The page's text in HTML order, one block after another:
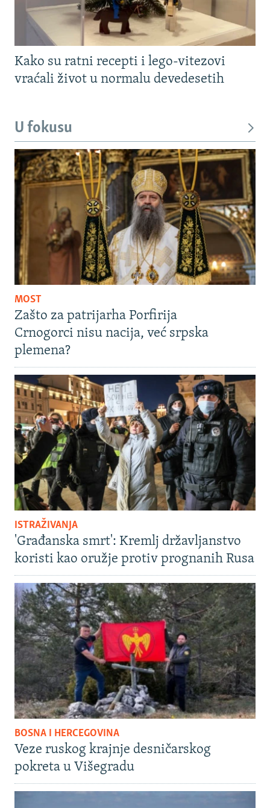
Kako su ratni recepti i lego-vitezovi
vraćali život u normalu devedesetih
U fokusu
MOST
Zašto za patrijarha Porfirija
Crnogorci nisu nacija, već srpska
plemena?
ISTRAŽIVANJA
'Građanska smrt': Kremlj državljanstvo
koristi kao oružje protiv prognanih Rusa
BOSNA I HERCEGOVINA
Veze ruskog krajnje desničarskog
pokreta u Višegradu